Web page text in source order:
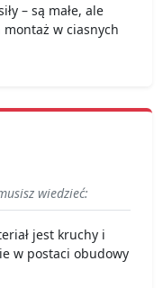
– są małe, ale
w ciasnych
wiedzieć:
jest kruchy i
w postaci obudowy